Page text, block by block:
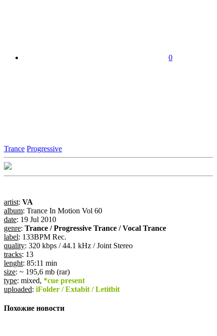
0
Trance Progressive
artist: VA
album: Trance In Motion Vol 60
date: 19 Jul 2010
genre: Trance / Progressive Trance / Vocal Trance
label: 133BPM Rec.
quality: 320 kbps / 44.1 kHz / Joint Stereo
tracks: 13
lenght: 85:11 min
size: ~ 195,6 mb (rar)
type: mixed, *cue present
uploaded: iFolder / Extabit / Letitbit
Похожие новости